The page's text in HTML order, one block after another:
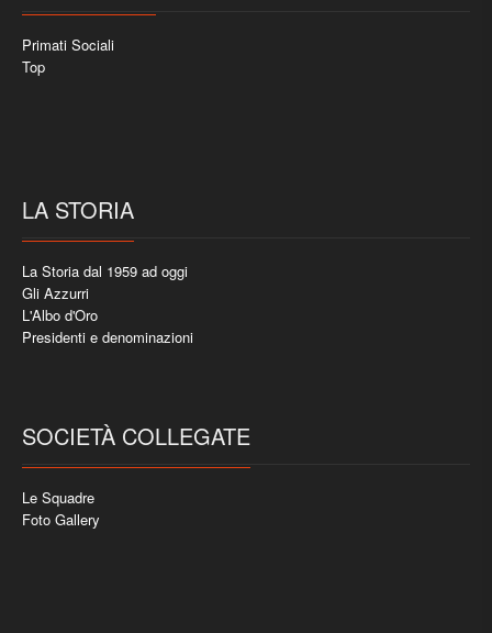
Primati Sociali
Top
LA STORIA
La Storia dal 1959 ad oggi
Gli Azzurri
L'Albo d'Oro
Presidenti e denominazioni
SOCIETÀ COLLEGATE
Le Squadre
Foto Gallery